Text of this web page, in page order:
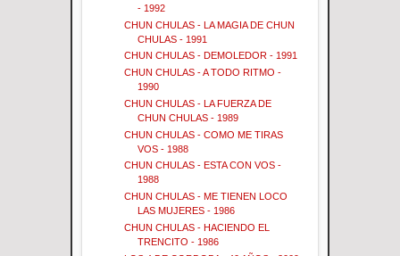
- 1992
CHUN CHULAS - LA MAGIA DE CHUN
CHULAS - 1991
CHUN CHULAS - DEMOLEDOR - 1991
CHUN CHULAS - A TODO RITMO -
1990
CHUN CHULAS - LA FUERZA DE
CHUN CHULAS - 1989
CHUN CHULAS - COMO ME TIRAS
VOS - 1988
CHUN CHULAS - ESTA CON VOS -
1988
CHUN CHULAS - ME TIENEN LOCO
LAS MUJERES - 1986
CHUN CHULAS - HACIENDO EL
TRENCITO - 1986